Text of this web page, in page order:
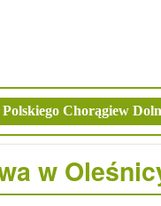
Chorągiew
w